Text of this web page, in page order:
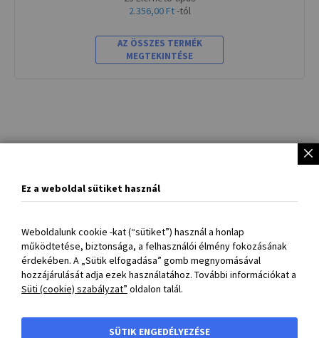
2.356,00 Ft-tól
AZ ÖSSZES TERMÉK
MEGTEKINTÉSE
árak és nem tartalmazzák a 27% -os ÁFA-t!
BIBUS Kft.
Gyors elérés
Ez a weboldal sütiket használ
Weboldalunk cookie -kat (“sütiket”) használ a honlap
működtetése, biztonsága, a felhasználói élmény fokozásának
érdekében. A „Sütik elfogadása” gomb megnyomásával
hozzájárulását adja ezek használatához. További információkat a
Süti (cookie) szabályzat” oldalon talál.
SÜTIK ENGEDÉLYEZÉSE